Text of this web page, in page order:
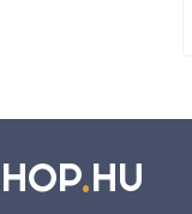
HOP.HU